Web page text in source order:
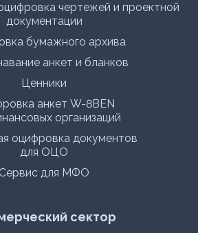
чертежей и проектной
документации
бумажного архива
анкет и бланков
Ценники
анкет W-8BEN
организаций
оцифровка документов
для ОЦО
Сервис для МФО
сектор